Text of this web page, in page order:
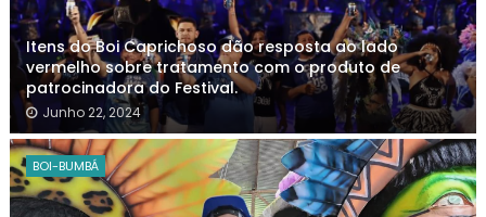
Itens do Boi Caprichoso dão resposta ao lado
vermelho sobre tratamento com o produto de
patrocinadora do Festival.
Junho 22, 2024
BOI-BUMBÁ